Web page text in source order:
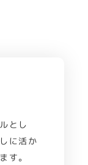
とし
に活か
す。